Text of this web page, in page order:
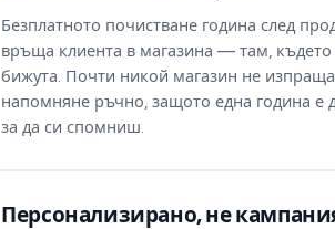
Безплатното почистване година след
връща клиента в магазина — там, където
бижута. Почти никой магазин не
напомняне ръчно, защото една година е
за да си спомниш.
Персонализирано, не